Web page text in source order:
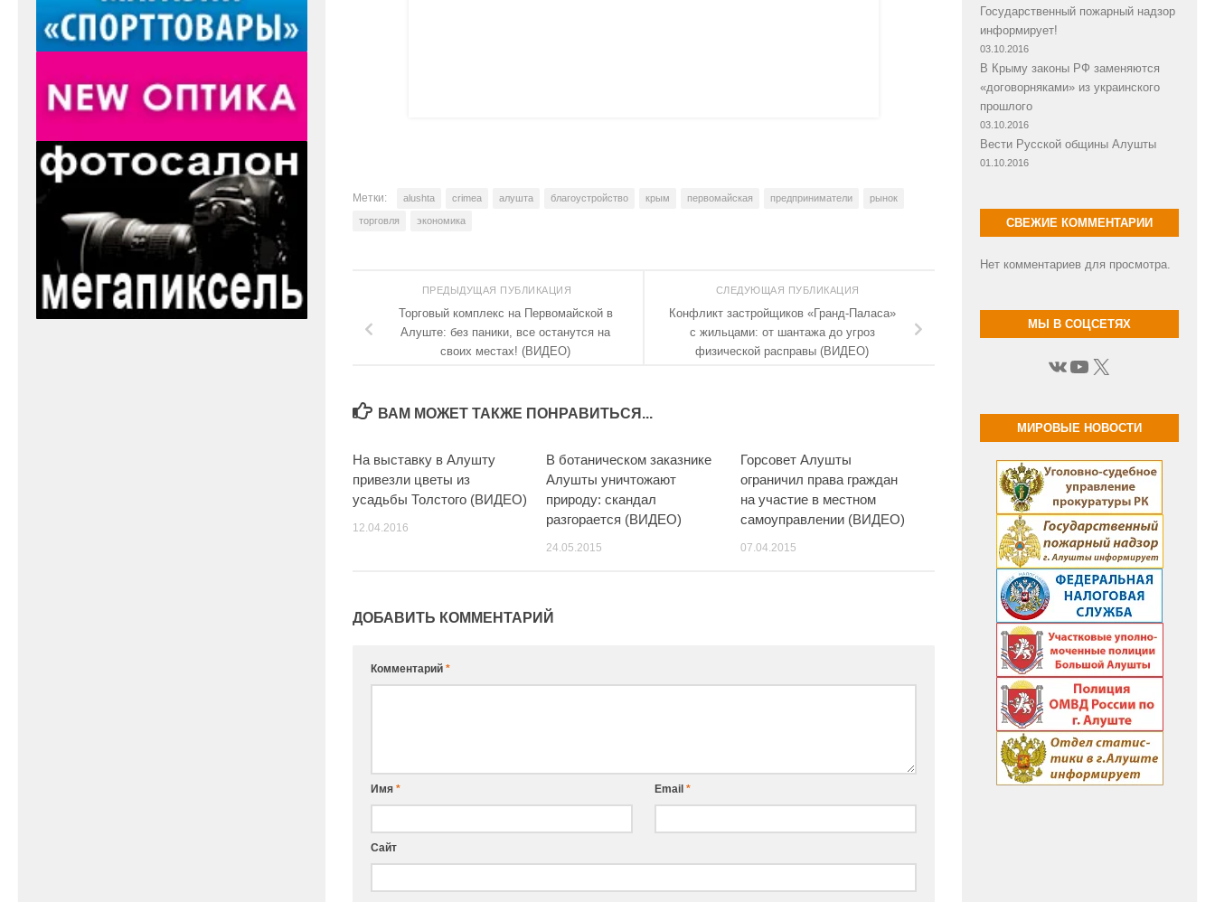
Метки: alushta crimea алушта благоустройство крым первомайская предприниматели рынок
торговля экономика
СЛЕДУЮЩАЯ ПУБЛИКАЦИЯ
Конфликт застройщиков «Гранд-Паласа»
с жильцами: от шантажа до угроз
физической расправы (ВИДЕО)
ПРЕДЫДУЩАЯ ПУБЛИКАЦИЯ
Торговый комплекс на Первомайской в
Алуште: без паники, все останутся на
своих местах! (ВИДЕО)
ВАМ МОЖЕТ ТАКЖЕ ПОНРАВИТЬСЯ...
На выставку в Алушту
привезли цветы из
усадьбы Толстого (ВИДЕО)
12.04.2016
В ботаническом заказнике
Алушты уничтожают
природу: скандал
разгорается (ВИДЕО)
24.05.2015
Горсовет Алушты
ограничил права граждан
на участие в местном
самоуправлении (ВИДЕО)
07.04.2015
ДОБАВИТЬ КОММЕНТАРИЙ
Комментарий *
Имя * Email*
Сайт
Государственный пожарный надзор
информирует!
03.10.2016
В Крыму законы РФ заменяются
«договорняками» из украинского
прошлого
03.10.2016
Вести Русской общины Алушты
01.10.2016
СВЕЖИЕ КОММЕНТАРИИ
Нет комментариев для просмотра.
МЫ В СОЦСЕТЯХ
ВКонтакте
YouTube
X
МИРОВЫЕ НОВОСТИ